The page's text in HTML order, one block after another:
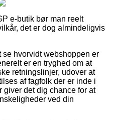
e-butik bør man reelt
det er dog almindeligvis
hvorvidt webshoppen er
er en tryghed om at
retningslinjer, udover at
af fagfolk der er inde i
giver det dig chance for at
ved din